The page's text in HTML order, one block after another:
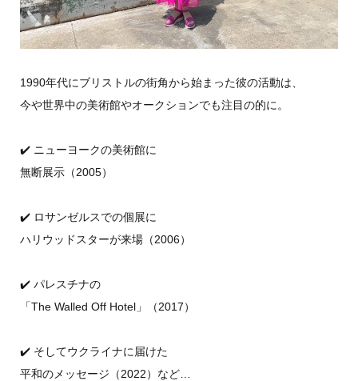
1990年代にブリストルの街角から始まった彼の活動は、
今や世界中の美術館やオークションでも注目の的に。
✔️ ニューヨークの美術館に
無断展示（2005）
✔️ ロサンゼルスでの個展に
ハリウッドスターが来場（2006）
✔️ パレスチナの
「The Walled Off Hotel」（2017）
✔️ そしてウクライナに届けた
平和のメッセージ（2022）など…